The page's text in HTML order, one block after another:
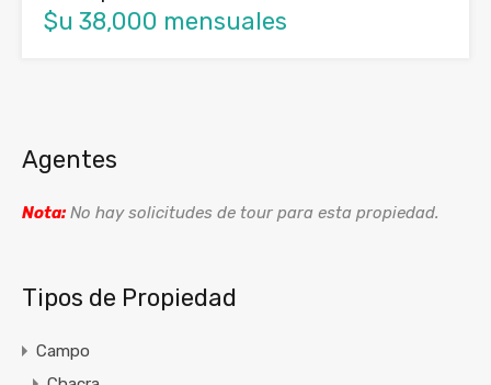
$u 38,000 mensuales
Agentes
Nota:No hay solicitudes de tour para esta propiedad.
Tipos de Propiedad
Campo